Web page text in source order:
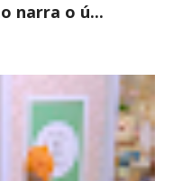
narra o ú...